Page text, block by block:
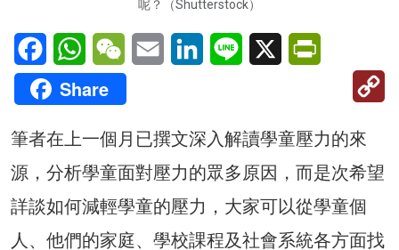
呢？（Shutterstock）
FacebookWhatsAppWeChatEmail LinkedInLine X
Share
筆者在上一個月已撰文深入解讀學童壓力的來
源，分析學童面對壓力的眾多原因，而是次希望
詳談如何減輕學童的壓力，大家可以從學童個
人、他們的家庭、學校課程及社會系統各方面找